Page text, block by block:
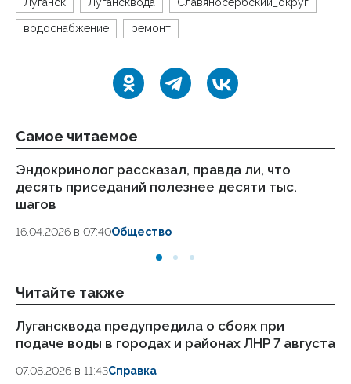
водоснабжение ремонт
Самое читаемое
Эндокринолог рассказал, правда ли, что
десять приседаний полезнее десяти тыс.
шагов
16.04.2026 в 07:40Общество
Читайте также
Лугансквода предупредила о сбоях при
подаче воды в городах и районах ЛНР 7 августа
07.08.2026 в 11:43Справка